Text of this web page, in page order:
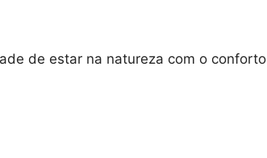
de estar na natureza com o conforto